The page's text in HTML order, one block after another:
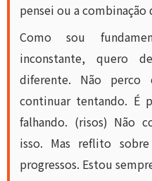
pensei ou a
Como sou
inconstante, quero
diferente. Não perco
continuar tentando. É
falhando. (risos) Não
isso. Mas reflito
progressos. Estou